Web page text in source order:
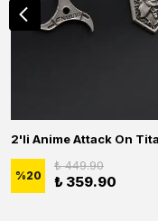
%20
₺ 449.90
₺ 359.90